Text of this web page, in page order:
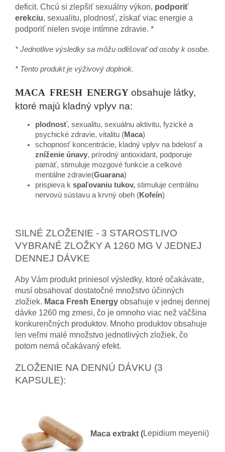
deficit. Chcú si zlepšiť sexuálny výkon, podporiť
erekciu, sexualitu, plodnosť, získať viac energie a
podporiť nielen svoje intímne zdravie. *
* Jednotlive výsledky sa môžu odlišovať od osoby k osobe.
* Tento produkt je výživový doplnok.
MACA FRESH ENERGY obsahuje látky,
ktoré majú kladný vplyv na:
plodnosť, sexualitu, sexuálnu aktivitu, fyzické a
psychické zdravie, vitalitu (Maca)
schopnosť koncentrácie, kladný vplyv na bdelosť a
zníženie únavy, prírodný antioxidant, podporuje
pamäť, stimuluje mozgové funkcie a celkové
mentálne zdravie(Guarana)
prispieva k spaľovaniu tukov, stimuluje centrálnu
nervovú sústavu a krvný obeh (Kofeín)
SILNÉ ZLOŽENIE - 3 STAROSTLIVO
VYBRANÉ ZLOŽKY A 1260 MG V JEDNEJ
DENNEJ DÁVKE
Aby Vám produkt priniesol výsledky, ktoré očakávate,
musí obsahovať dostatočné množstvo účinných
zložiek. Maca Fresh Energy obsahuje v jednej dennej
dávke 1260 mg zmesi, čo je omnoho viac než väčšina
konkurenčných produktov. Mnoho produktov obsahuje
len veľmi malé množstvo jednotlivých zložiek, čo
potom nemá očakávaný efekt.
ZLOŽENIE NA DENNÚ DÁVKU (3
KAPSULE):
Maca extrakt (Lepidium meyenii)